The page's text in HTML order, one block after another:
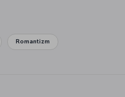
izleyebileceğiniz
bir tepeden bakmak
atmak, hem de
Romantizm